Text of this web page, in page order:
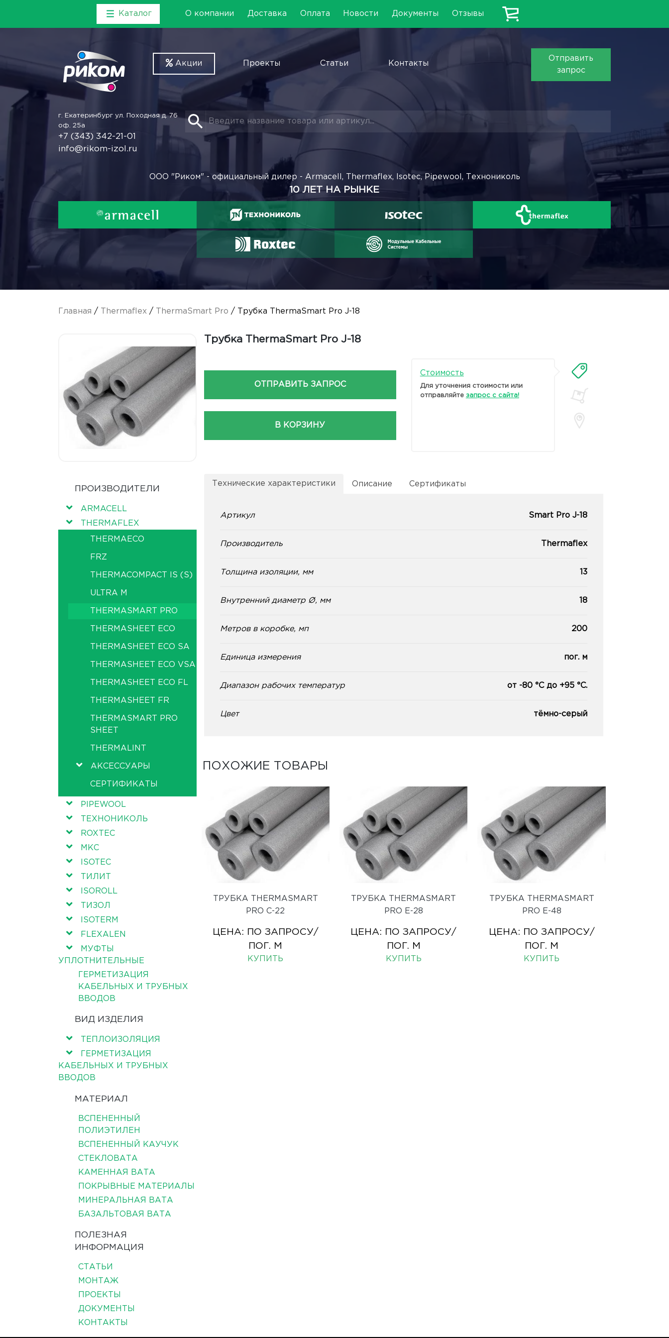
Каталог О компании Доставка Оплата Новости Документы Отзывы
Акции Проекты Статьи Контакты
Отправить
запрос
г. Екатеринбург ул. Походная д. 76
оф. 25а
+7 (343) 342-21-01
info@rikom-izol.ru
ООО "Риком" - официальный дилер - Armacell, Thermaflex, Isotec, Pipewool, Технониколь
10 ЛЕТ НА РЫНКЕ
Главная / Thermaflex / ThermaSmart Pro / Трубка ThermaSmart Pro J-18
Трубка ThermaSmart Pro J-18
ОТПРАВИТЬ ЗАПРОС
В КОРЗИНУ
Стоимость
Для уточнения стоимости или
отправляйте запрос с сайта!
ПРОИЗВОДИТЕЛИ
ARMACELL
THERMAFLEX
THERMAECO
FRZ
THERMACOMPACT IS (S)
ULTRA M
THERMASMART PRO
THERMASHEET ECO
THERMASHEET ECO SA
THERMASHEET ECO VSA
THERMASHEET ECO FL
THERMASHEET FR
THERMASMART PRO
SHEET
THERMALINT
АКСЕССУАРЫ
СЕРТИФИКАТЫ
PIPEWOOL
ТЕХНОНИКОЛЬ
ROXTEC
МКС
ISOTEC
ТИЛИТ
ISOROLL
ТИЗОЛ
ISOTERM
FLEXALEN
МУФТЫ
УПЛОТНИТЕЛЬНЫЕ
ГЕРМЕТИЗАЦИЯ
КАБЕЛЬНЫХ И ТРУБНЫХ
ВВОДОВ
ВИД ИЗДЕЛИЯ
ТЕПЛОИЗОЛЯЦИЯ
ГЕРМЕТИЗАЦИЯ
КАБЕЛЬНЫХ И ТРУБНЫХ
ВВОДОВ
МАТЕРИАЛ
ВСПЕНЕННЫЙ
ПОЛИЭТИЛЕН
ВСПЕНЕННЫЙ КАУЧУК
СТЕКЛОВАТА
КАМЕННАЯ ВАТА
ПОКРЫВНЫЕ МАТЕРИАЛЫ
МИНЕРАЛЬНАЯ ВАТА
БАЗАЛЬТОВАЯ ВАТА
ПОЛЕЗНАЯ
ИНФОРМАЦИЯ
СТАТЬИ
МОНТАЖ
ПРОЕКТЫ
ДОКУМЕНТЫ
КОНТАКТЫ
Технические характеристики Описание Сертификаты
Артикул Smart Pro J-18
Производитель Thermaflex
Толщина изоляции, мм 13
Внутренний диаметр Ø, мм 18
Метров в коробке, мп 200
Единица измерения пог. м
Диапазон рабочих температур от -80 °С до +95 °С.
Цвет тёмно-серый
ПОХОЖИЕ ТОВАРЫ
ТРУБКА THERMASMART
PRO С-22
ЦЕНА: ПО ЗАПРОСУ/
ПОГ. М
КУПИТЬ
ТРУБКА THERMASMART
PRO Е-28
ЦЕНА: ПО ЗАПРОСУ/
ПОГ. М
КУПИТЬ
ТРУБКА THERMASMART
PRO E-48
ЦЕНА: ПО ЗАПРОСУ/
ПОГ. М
КУПИТЬ